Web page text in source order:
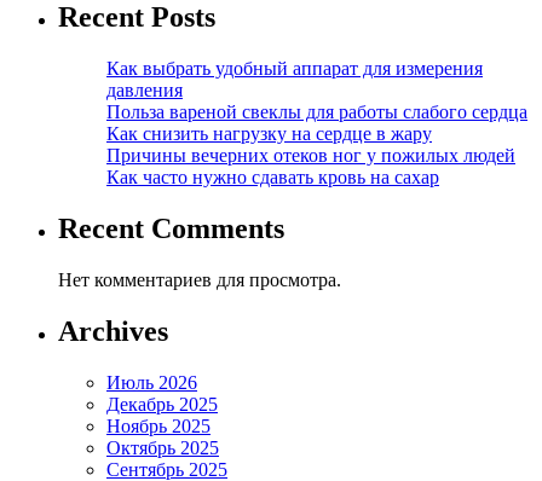
Recent Posts
Как выбрать удобный аппарат для измерения
давления
Польза вареной свеклы для работы слабого сердца
Как снизить нагрузку на сердце в жару
Причины вечерних отеков ног у пожилых людей
Как часто нужно сдавать кровь на сахар
Recent Comments
Нет комментариев для просмотра.
Archives
Июль 2026
Декабрь 2025
Ноябрь 2025
Октябрь 2025
Сентябрь 2025